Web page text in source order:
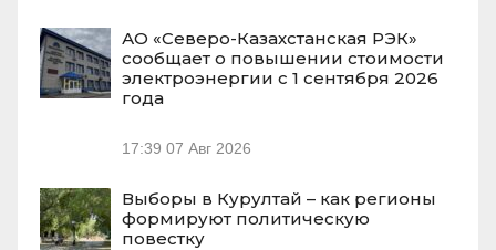
АО «Северо-Казахстанская РЭК»
сообщает о повышении стоимости
электроэнергии с 1 сентября 2026
года
17:39 07 Авг 2026
Выборы в Курултай – как регионы
формируют политическую
повестку